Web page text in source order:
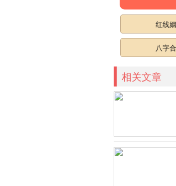
红线
八字
相关文章